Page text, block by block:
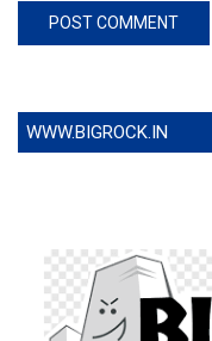
WWW.BIGROCK.IN